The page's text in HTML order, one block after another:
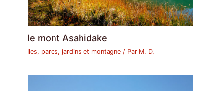
le mont Asahidake
Iles, parcs, jardins et montagne / Par M. D.